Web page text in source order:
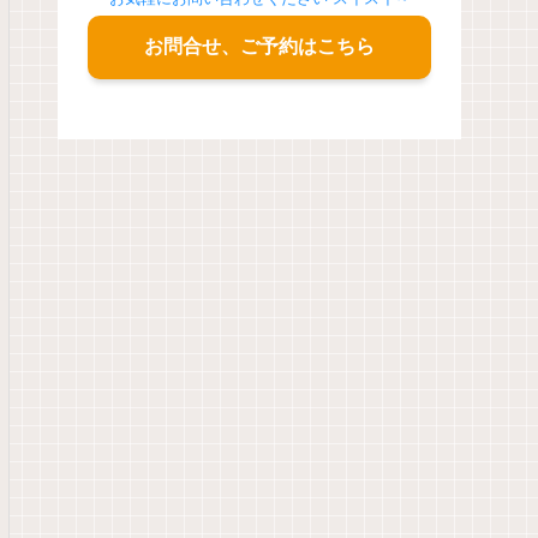
お問合せ、ご予約はこちら